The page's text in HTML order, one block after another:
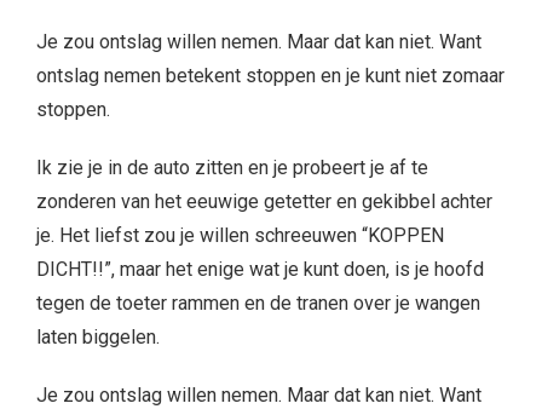
Je zou ontslag willen nemen. Maar dat kan niet. Want
ontslag nemen betekent stoppen en je kunt niet zomaar
stoppen.
Ik zie je in de auto zitten en je probeert je af te
zonderen van het eeuwige getetter en gekibbel achter
je. Het liefst zou je willen schreeuwen “KOPPEN
DICHT!!”, maar het enige wat je kunt doen, is je hoofd
tegen de toeter rammen en de tranen over je wangen
laten biggelen.
Je zou ontslag willen nemen. Maar dat kan niet. Want